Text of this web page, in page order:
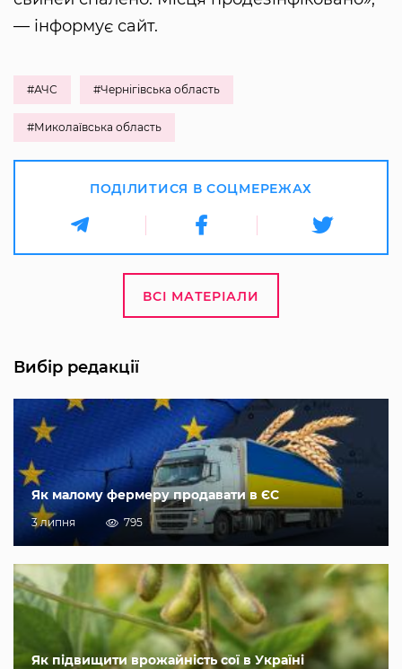
— інформує сайт.
#АЧС #Чернігівська область
#Миколаївська область
ПОДІЛИТИСЯ В СОЦМЕРЕЖАХ
ВСІ МАТЕРІАЛИ
Вибір редакції
Як малому фермеру продавати в ЄС
3 липня 795
Як підвищити врожайність сої в Україні